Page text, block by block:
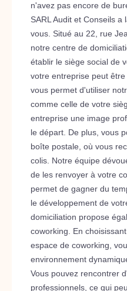
n'avez pas encore de
SARL Audit et Conseils
vous. Situé au 22, rue
notre centre de
établir le siège social de
votre entreprise peut
vous permet d'utiliser
comme celle de votre
entreprise une image
le départ. De plus, vous
boîte postale, où vous
colis. Notre équipe
de les renvoyer à votre
permet de gagner du
le développement de
domiciliation propose
coworking. En
espace de coworking,
environnement
Vous pouvez rencontrer
professionnels, ce qui